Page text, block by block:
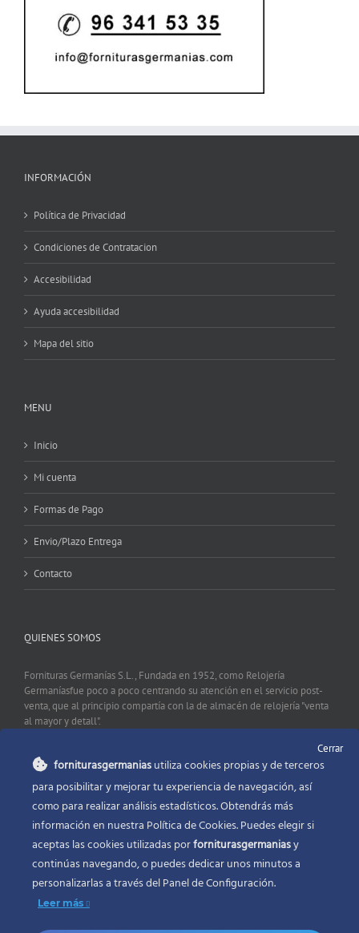
INFORMACIÓN
Política de Privacidad
Condiciones de Contratacion
Accesibilidad
Ayuda accesibilidad
Mapa del sitio
MENU
Inicio
Mi cuenta
Formas de Pago
Envio/Plazo Entrega
Contacto
QUIENES SOMOS
Fornituras Germanías S.L., Fundada en 1952, como Relojería
Germaníasfue poco a poco centrando su atención en el servicio post-
venta, que al principio compartía con la de almacén de relojería "venta
al mayor y detall".
CONTACTO
Fornituras Germanías, Calle Sevilla 2, 46006 Valencia España
Phone:96 341 53 35
Email:info@forniturasgermanias.com
Cerrar
forniturasgermaniasutiliza cookies propias y de terceros
para posibilitar y mejorar tu experiencia de navegación, así
como para realizar análisis estadísticos. Obtendrás más
información en nuestra Política de Cookies. Puedes elegir si
aceptas las cookies utilizadas porforniturasgermaniasy
continúas navegando, o puedes dedicar unos minutos a
personalizarlas a través delPanel de Configuración.
Leer más